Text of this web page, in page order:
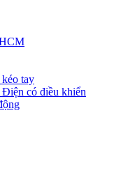
tay
có điều khiển